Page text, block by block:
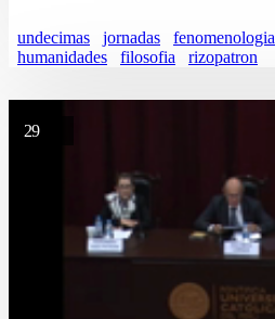
undecimas jornadas fenomenologia
humanidades
filosofia rizopatron
29